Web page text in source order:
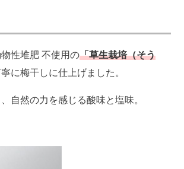
性堆肥 不使用の「草生栽培（そう
に梅干しに仕上げました。
自然の力を感じる酸味と塩味。